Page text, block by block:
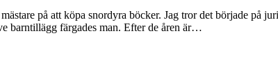
på att köpa snordyra böcker. Jag tror det började
barntillägg färgades man. Efter de åren är…